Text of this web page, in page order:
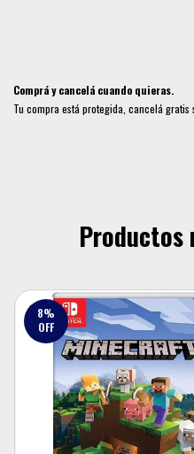
Comprá y cancelá cuando quieras.
Tu compra está protegida, cancelá gratis
Productos
8%
OFF